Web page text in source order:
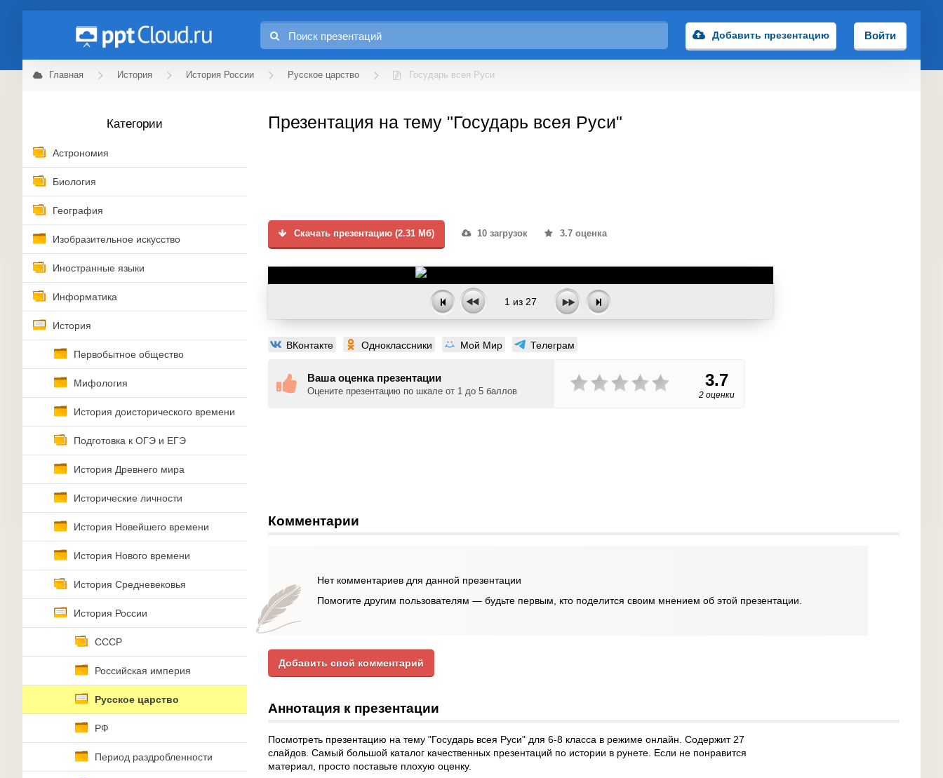
Добавить презентацию Войти
Главная История История России Русское царство Государь всея Руси
Категории
Астрономия
Биология
География
Изобразительное искусство
Иностранные языки
Информатика
История
Первобытное общество
Мифология
История доисторического времени
Подготовка к ОГЭ и ЕГЭ
История Древнего мира
Исторические личности
История Новейшего времени
История Нового времени
История Средневековья
История России
СССР
Российская империя
Русское царство
РФ
Период раздробленности
Презентация на тему "Государь всея Руси"
Скачать презентацию (2.31 Мб) 10 загрузок 3.7 оценка
1 из 27
ВКонтакте Одноклассники Мой Мир Телеграм
Ваша оценка презентации
Оцените презентацию по шкале от 1 до 5 баллов
3.7
2 оценки
Комментарии
Нет комментариев для данной презентации
Помогите другим пользователям — будьте первым, кто поделится своим мнением об этой презентации.
Добавить свой комментарий
Аннотация к презентации
Посмотреть презентацию на тему "Государь всея Руси" для 6-8 класса в режиме онлайн. Содержит 27
слайдов. Самый большой каталог качественных презентаций по истории в рунете. Если не понравится
материал, просто поставьте плохую оценку.